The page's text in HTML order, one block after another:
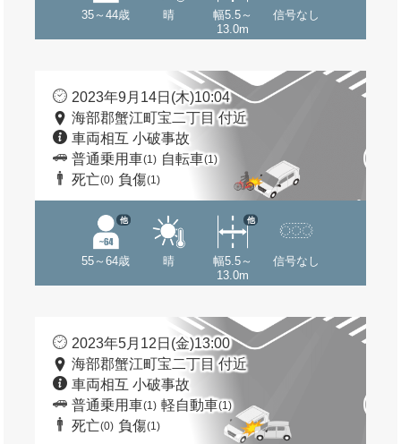
35～44歳 晴
幅5.5～
13.0m
信号なし
2023年9月14日(木)10:04
海部郡蟹江町宝二丁目 付近
車両相互 小破事故
普通乗用車(1) 自転車(1)
死亡(0) 負傷(1)
55～64歳
他
晴
幅5.5～
13.0m
他
信号なし
2023年5月12日(金)13:00
海部郡蟹江町宝二丁目 付近
車両相互 小破事故
普通乗用車(1) 軽自動車(1)
死亡(0) 負傷(1)